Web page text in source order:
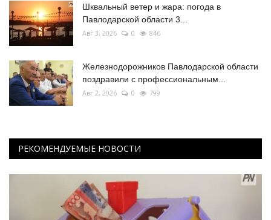
Шквальный ветер и жара: погода в
Павлодарской области 3...
Авг 3, 2026 0 846
Железнодорожников Павлодарской области
поздравили с профессиональным...
Авг 2, 2026 0 799
РЕКОМЕНДУЕМЫЕ НОВОСТИ